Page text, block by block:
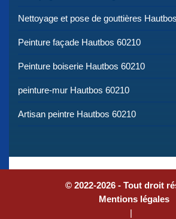
Nettoyage et pose de gouttières
Peinture façade Hautbos 60210
Peinture boiserie Hautbos 60210
peinture-mur Hautbos 60210
Artisan peintre Hautbos 60210
© 2022-2026 - Tout droit
Mentions légales
|